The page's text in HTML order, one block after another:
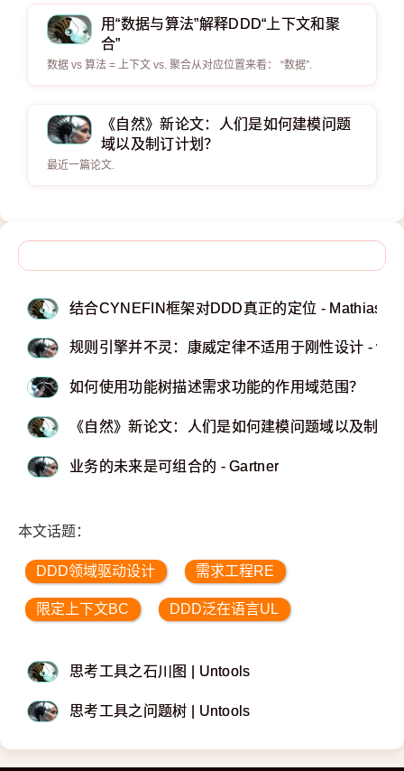
用“数据与算法”解释DDD“上下文和聚
合”
数据 vs 算法 = 上下文 vs. 聚合从对应位置来看： “数据”.
《自然》新论文：人们是如何建模问题
域以及制订计划？
最近一篇论文.
结合CYNEFIN框架对DDD真正的定位 - Mathias
规则引擎并不灵：康威定律不适用于刚性设计 -
如何使用功能树描述需求功能的作用域范围？
《自然》新论文：人们是如何建模问题域以及制订
业务的未来是可组合的 - Gartner
本文话题：
DDD领域驱动设计 需求工程RE
限定上下文BC DDD泛在语言UL
思考工具之石川图 | Untools
思考工具之问题树 | Untools